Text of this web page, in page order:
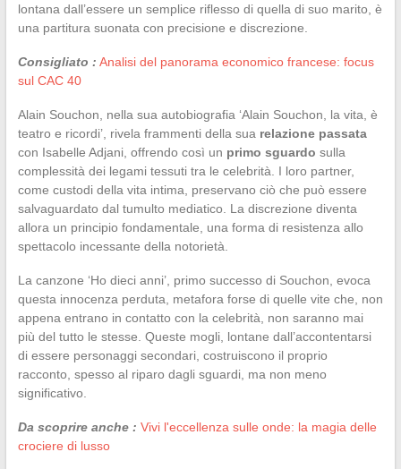
lontana dall’essere un semplice riflesso di quella di suo marito, è
una partitura suonata con precisione e discrezione.
Consigliato : Analisi del panorama economico francese: focus
sul CAC 40
Alain Souchon, nella sua autobiografia ‘Alain Souchon, la vita, è
teatro e ricordi’, rivela frammenti della sua relazione passata
con Isabelle Adjani, offrendo così un primo sguardo sulla
complessità dei legami tessuti tra le celebrità. I loro partner,
come custodi della vita intima, preservano ciò che può essere
salvaguardato dal tumulto mediatico. La discrezione diventa
allora un principio fondamentale, una forma di resistenza allo
spettacolo incessante della notorietà.
La canzone ‘Ho dieci anni’, primo successo di Souchon, evoca
questa innocenza perduta, metafora forse di quelle vite che, non
appena entrano in contatto con la celebrità, non saranno mai
più del tutto le stesse. Queste mogli, lontane dall’accontentarsi
di essere personaggi secondari, costruiscono il proprio
racconto, spesso al riparo dagli sguardi, ma non meno
significativo.
Da scoprire anche : Vivi l'eccellenza sulle onde: la magia delle
crociere di lusso